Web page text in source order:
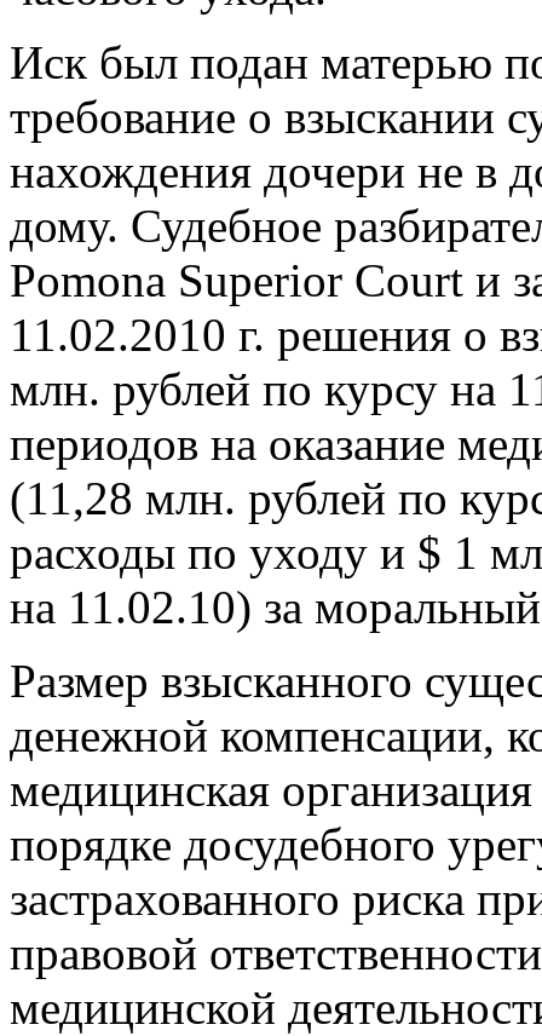
Иск был подан матерью
требование о взыскании
нахождения дочери не в
дому. Судебное
Pomona Superior Court и
11.02.2010 г. решения о
млн. рублей по курсу на
периодов на оказание
(11,28 млн. рублей по
расходы по уходу и $ 1
на 11.02.10) за
Размер взысканного
денежной компенсации,
медицинская
порядке досудебного
застрахованного риска
правовой
медицинской